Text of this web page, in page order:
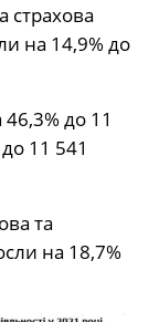
страхова
на 14,9% до
до 11
11 541
та
на 18,7%